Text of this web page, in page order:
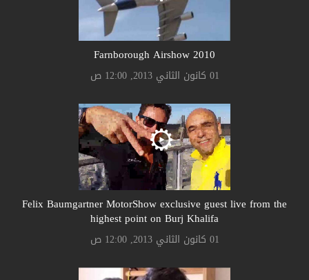
Farnborough Airshow 2010
01 كانون الثاني 2013, 12:00 ص
Felix Baumgartner MotorShow exclusive guest live from the
highest point on Burj Khalifa
01 كانون الثاني 2013, 12:00 ص